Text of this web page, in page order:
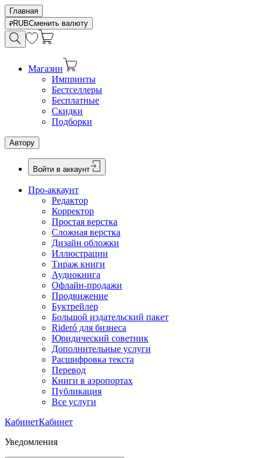
Главная
RUBСменить валюту
Магазин
Импринты
Бестселлеры
Бесплатные
Скидки
Подборки
Автору
Войти в аккаунт
Про-аккаунт
Редактор
Корректор
Простая верстка
Сложная верстка
Дизайн обложки
Иллюстрации
Тираж книги
Аудиокнига
Офлайн-продажи
Продвижение
Буктрейлер
Большой издательский пакет
Rideró для бизнеса
Юридический советник
Дополнительные услуги
Расшифровка текста
Перевод
Книги в аэропортах
Публикация
Все услуги
КабинетКабинет
Уведомления